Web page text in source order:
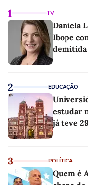
1 TV
Daniela
Ibope
demitida
2 EDUCAÇÃO
estudar
já teve
3 POLÍTICA
Quem é